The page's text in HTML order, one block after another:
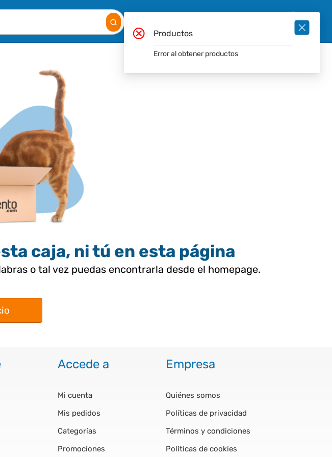
caja, ni tú en esta página
o tal vez puedas encontrarla desde el homepage.
Accede a
Mi cuenta
Mis pedidos
Categorías
Promociones
Empresa
Quiénes somos
Políticas de privacidad
Términos y condiciones
Políticas de cookies
Productos
Error al obtener productos